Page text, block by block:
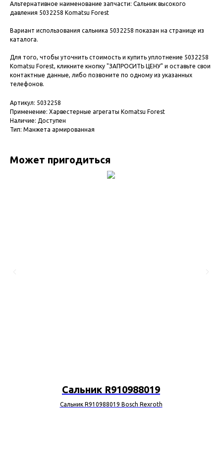
Альтернативное наименование запчасти: Сальник высокого
давления 5032258 Komatsu Forest
Вариант использования сальника 5032258 показан на странице из
каталога.
Для того, чтобы уточнить стоимость и купить уплотнение 5032258
Komatsu Forest, кликните кнопку "ЗАПРОСИТЬ ЦЕНУ" и оставьте свои
контактные данные, либо позвоните по одному из указанных
телефонов.
Артикул: 5032258
Применение: Харвестерные агрегаты Komatsu Forest
Наличие: Доступен
Тип: Манжета армированная
Может пригодиться
Сальник R910988019
Сальник R910988019 Bosch Rexroth